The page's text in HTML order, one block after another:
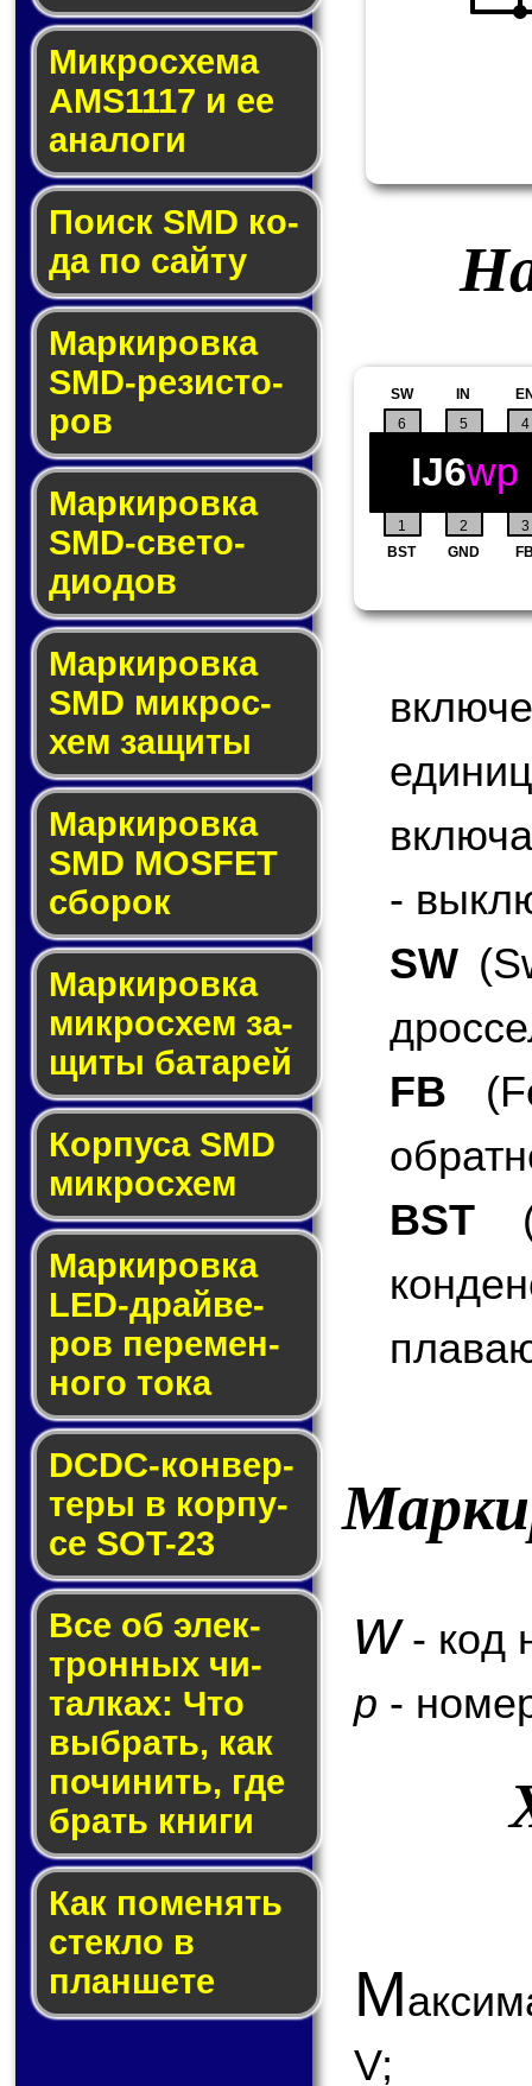
Микросхема
AMS1117 и ее
ана­ло­ги
Поиск SMD ко­
да по сай­ту
Маркировка
SMD-ре­зис­то­
ров
Маркировка
SMD-све­то­
дио­дов
Мар­ки­ров­ка
SMD мик­рос­
хем защиты
Мар­ки­ров­ка
SMD MOSFET
сбо­рок
Мар­ки­ров­ка
мик­ро­схем за­
щи­ты ба­та­рей
Корпуса SMD
мик­ро­схем
Маркировка
LED-драй­ве­
ров пе­ре­мен­
но­го то­ка
DCDC-кон­вер­
те­ры в кор­пу­
се SOT-23
Все об элек­
трон­ных чи­
тал­ках: Что
выб­рать, как
по­чи­нить, где
брать кни­ги
Как по­ме­нять
стек­ло в
планшете
1 2 3
4
BST GND
IN
5
6
SW
IJ6wp
-
SW
FB
BST
w- код
p -
М
V;